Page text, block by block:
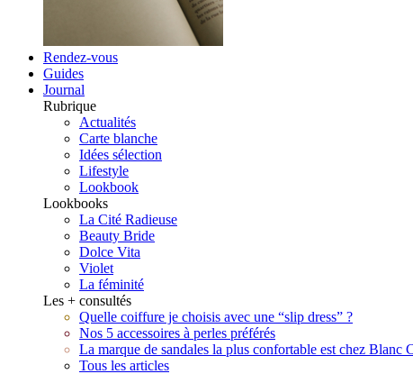
Rendez-vous
Guides
Journal
Rubrique
Actualités
Carte blanche
Idées sélection
Lifestyle
Lookbook
Lookbooks
La Cité Radieuse
Beauty Bride
Dolce Vita
Violet
La féminité
Les + consultés
Quelle coiffure je choisis avec une “slip dress” ?
Nos 5 accessoires à perles préférés
La marque de sandales la plus confortable est chez Blanc
Tous les articles